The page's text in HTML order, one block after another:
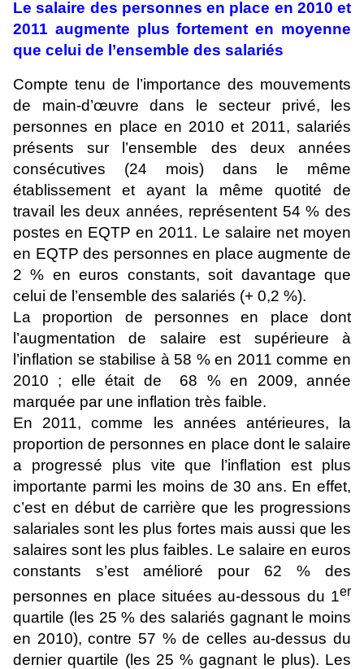
Le salaire des personnes en place en 2010 et
2011 augmente plus fortement en moyenne
que celui de l’ensemble des salariés
Compte tenu de l’importance des mouvements
de main-d’œuvre dans le secteur privé, les
personnes en place en 2010 et 2011, salariés
présents sur l’ensemble des deux années
consécutives (24 mois) dans le même
établissement et ayant la même quotité de
travail les deux années, représentent 54 % des
postes en EQTP en 2011. Le salaire net moyen
en EQTP des personnes en place augmente de
2 % en euros constants, soit davantage que
celui de l’ensemble des salariés (+ 0,2 %).
La proportion de personnes en place dont
l’augmentation de salaire est supérieure à
l’inflation se stabilise à 58 % en 2011 comme en
2010 ; elle était de 68 % en 2009, année
marquée par une inflation très faible.
En 2011, comme les années antérieures, la
proportion de personnes en place dont le salaire
a progressé plus vite que l’inflation est plus
importante parmi les moins de 30 ans. En effet,
c’est en début de carrière que les progressions
salariales sont les plus fortes mais aussi que les
salaires sont les plus faibles. Le salaire en euros
constants s’est amélioré pour 62 % des
personnes en place situées au-dessous du 1er
quartile (les 25 % des salariés gagnant le moins
en 2010), contre 57 % de celles au-dessus du
dernier quartile (les 25 % gagnant le plus). Les